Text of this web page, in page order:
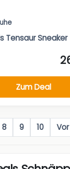
Tensaur Sneaker
Zum Deal
8 9 10 Vor